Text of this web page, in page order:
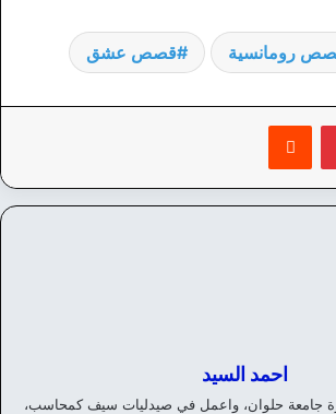
رومانسية قصص عشق
بينتيريست
احمد السيد
جامعة حلوان، واعمل في صيدليات سيف كمحاسب،